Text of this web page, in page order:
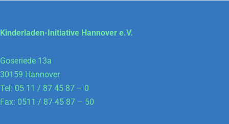
Kinderladen-Initiative Hannover e.V.
Goseriede 13a
30159 Hannover
Tel: 05 11 / 87 45 87 – 0
Fax: 0511 / 87 45 87 – 50